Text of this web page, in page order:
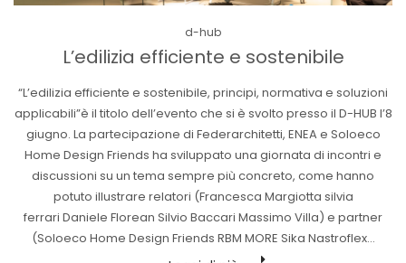
Posted
in
d-hub
L’edilizia efficiente e sostenibile
“L’edilizia efficiente e sostenibile, principi, normativa e soluzioni
applicabili”è il titolo dell’evento che si è svolto presso il D-HUB l’8
giugno. La partecipazione di Federarchitetti, ENEA e Soloeco
Home Design Friends ha sviluppato una giornata di incontri e
discussioni su un tema sempre più concreto, come hanno
potuto illustrare relatori (Francesca Margiotta silvia
ferrari Daniele Florean Silvio Baccari Massimo Villa) e partner
(Soloeco Home Design Friends RBM MORE Sika Nastroflex…